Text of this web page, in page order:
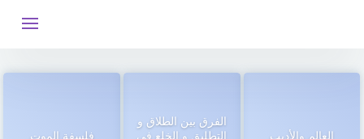
فلسفة الموت
الفرق بين الطلاق و
التطليق و الخلع في
العالم والأديب